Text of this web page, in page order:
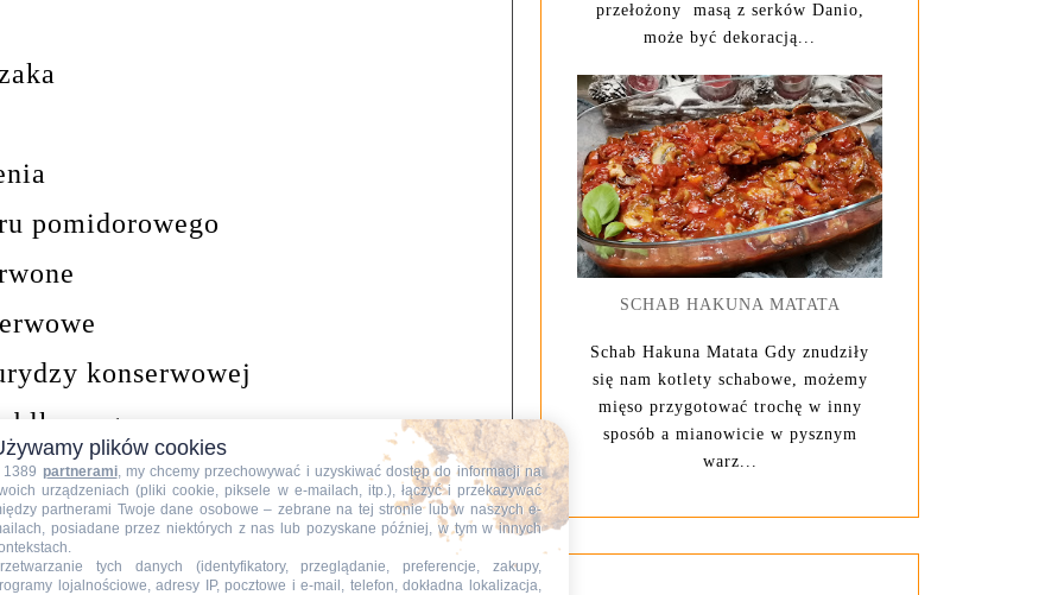
pomidorowego
konserwowej
przełożony masą z serków Danio,
może być dekoracją...
SCHAB HAKUNA MATATA
Schab Hakuna Matata Gdy znudziły
się nam kotlety schabowe, możemy
mięso przygotować trochę w inny
sposób a mianowicie w pysznym
warz...
plików cookies
1389 partnerami, my chcemy przechowywać i uzyskiwać dostęp do informacji na
urządzeniach (pliki cookie, piksele w e-mailach, itp.), łączyć i przekazywać
partnerami Twoje dane osobowe – zebrane na tej stronie lub w naszych e-
posiadane przez niektórych z nas lub pozyskane później, w tym w innych
tych danych (identyfikatory, przeglądanie, preferencje, zakupy,
lojalnościowe, adresy IP, pocztowe i e-mail, telefon, dokładna lokalizacja,